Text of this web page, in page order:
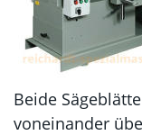
Beide
voneinander